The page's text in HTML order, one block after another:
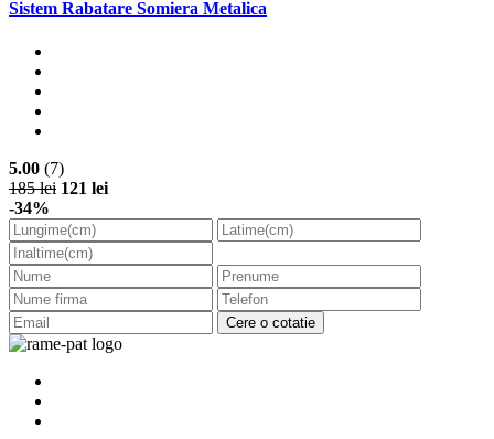
Sistem Rabatare Somiera Metalica
5.00 (7)
185 lei 121 lei
-34%
Cere o cotatie